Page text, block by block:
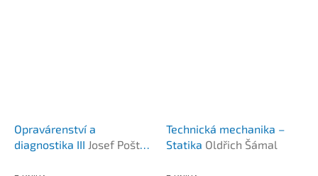
Opravárenství a
diagnostika III Josef Pošta
Technická mechanika –
Statika Oldřich Šámal